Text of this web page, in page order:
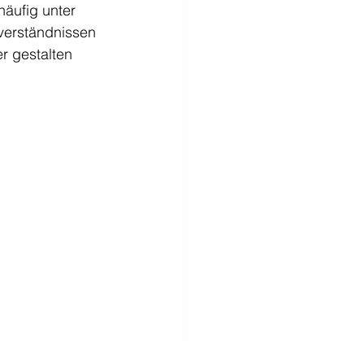
unter
gestalten